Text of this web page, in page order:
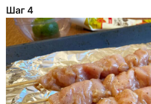
Шаг 4